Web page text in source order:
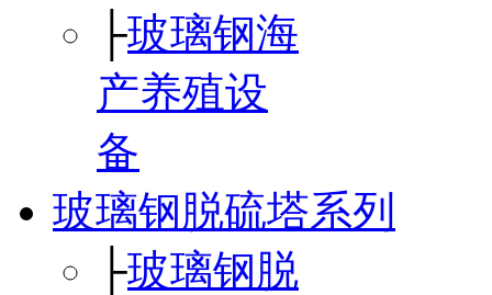
├玻璃钢海
产养殖设
备
玻璃钢脱硫塔系列
├玻璃钢脱